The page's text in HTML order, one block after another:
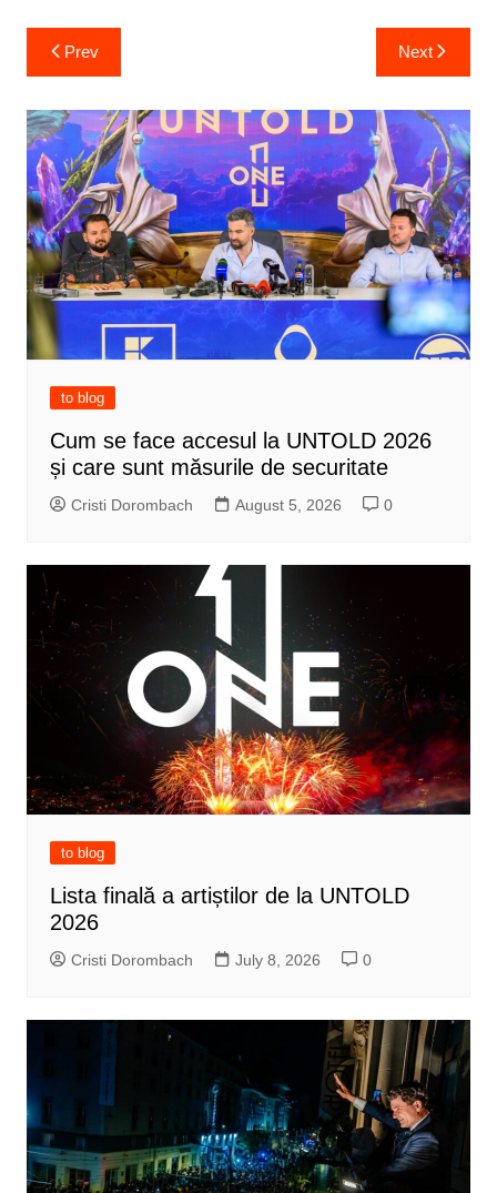
Post
navigation
Prev Next
to blog
Cum se face accesul la UNTOLD 2026
și care sunt măsurile de securitate
Cristi Dorombach August 5, 2026 0
to blog
Lista finală a artiștilor de la UNTOLD
2026
Cristi Dorombach July 8, 2026 0